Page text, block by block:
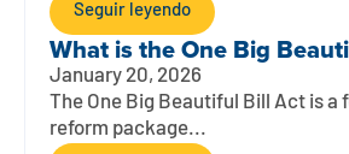
Empresas
Seguir leyendo
What is the One Big
January 20, 2026
The One Big Beautiful Bill Act is a
reform package...